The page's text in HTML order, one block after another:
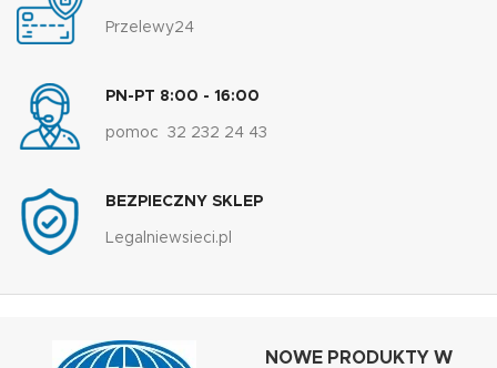
Przelewy24
PN-PT 8:00 - 16:00
pomoc 32 232 24 43
BEZPIECZNY SKLEP
Legalniewsieci.pl
NOWE PRODUKTY W